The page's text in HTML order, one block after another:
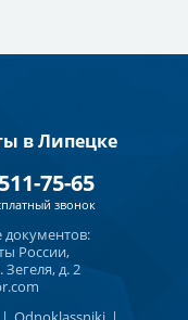
в Липецке
75-65
звонок
документов:
России,
д. 2